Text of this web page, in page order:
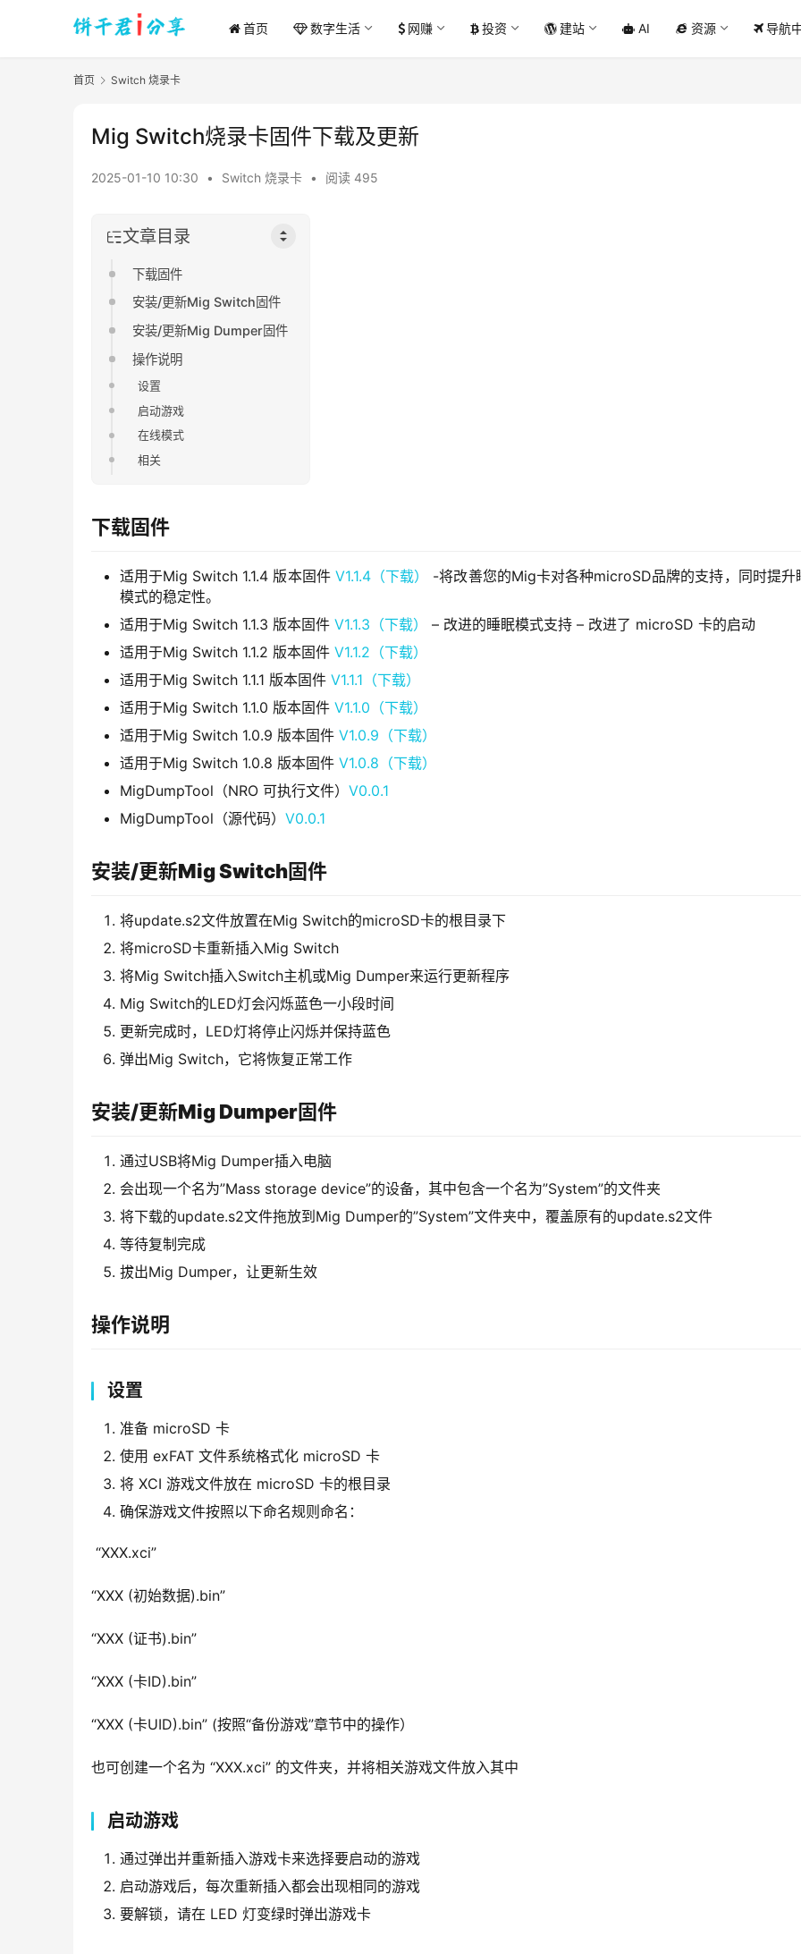
首页 数字生活 网赚 投资 建站 AI 资源 导航
首页 Switch 烧录卡
Mig Switch烧录卡固件下载及更新
2025-01-10 10:30 • Switch 烧录卡 • 阅读 495
文章目录
下载固件
安装/更新Mig Switch固件
安装/更新Mig Dumper固件
操作说明
设置
启动游戏
在线模式
相关
下载固件
适用于Mig Switch 1.1.4 版本固件V1.1.4（下载）
-将改善您的Mig卡对各种microSD品牌的支持，同时提升
模式的稳定性。
适用于Mig Switch 1.1.3 版本固件 V1.1.3（下载）
– 改进的睡眠模式支持 – 改进了 microSD 卡的启动
适用于Mig Switch 1.1.2 版本固件 V1.1.2（下载）
适用于Mig Switch 1.1.1 版本固件 V1.1.1（下载）
适用于Mig Switch 1.1.0 版本固件 V1.1.0（下载）
适用于Mig Switch 1.0.9 版本固件 V1.0.9（下载）
适用于Mig Switch 1.0.8 版本固件 V1.0.8（下载）
MigDumpTool（NRO 可执行文件） V0.0.1
MigDumpTool（源代码） V0.0.1
安装/更新Mig Switch固件
将update.s2文件放置在Mig Switch的microSD卡的根目录下
将microSD卡重新插入Mig Switch
将Mig Switch插入Switch主机或Mig Dumper来运行更新程序
Mig Switch的LED灯会闪烁蓝色一小段时间
更新完成时，LED灯将停止闪烁并保持蓝色
弹出Mig Switch，它将恢复正常工作
安装/更新Mig Dumper固件
通过USB将Mig Dumper插入电脑
会出现一个名为”Mass storage device”的设备，其中包含一个名为”System”的文件夹
将下载的update.s2文件拖放到Mig Dumper的”System”文件夹中，覆盖原有的update.s2文件
等待复制完成
拔出Mig Dumper，让更新生效
操作说明
设置
准备 microSD 卡
使用 exFAT 文件系统格式化 microSD 卡
将 XCI 游戏文件放在 microSD 卡的根目录
确保游戏文件按照以下命名规则命名：
“XXX.xci”
“XXX (初始数据).bin”
“XXX (证书).bin”
“XXX (卡ID).bin”
“XXX (卡UID).bin” (按照“备份游戏”章节中的操作）
也可创建一个名为 “XXX.xci” 的文件夹，并将相关游戏文件放入其中
启动游戏
通过弹出并重新插入游戏卡来选择要启动的游戏
启动游戏后，每次重新插入都会出现相同的游戏
要解锁，请在 LED 灯变绿时弹出游戏卡